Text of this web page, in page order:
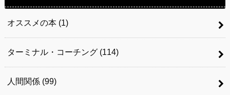
オススメの本 (1)
ターミナル・コーチング (114)
人間関係 (99)